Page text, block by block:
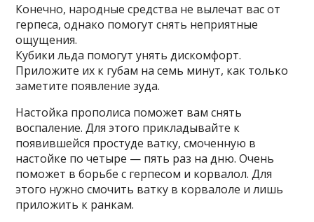
Конечно, народные средства не вылечат вас от
герпеса, однако помогут снять неприятные
ощущения.
Кубики льда помогут унять дискомфорт.
Приложите их к губам на семь минут, как только
заметите появление зуда.
Настойка прополиса поможет вам снять
воспаление. Для этого прикладывайте к
появившейся простуде ватку, смоченную в
настойке по четыре — пять раз на дню. Очень
поможет в борьбе с герпесом и корвалол. Для
этого нужно смочить ватку в корвалоле и лишь
приложить к ранкам.